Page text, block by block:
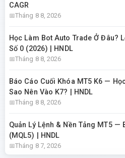
CAGR
Tháng 8 8, 2026
Học Làm Bot Auto Trade Ở Đâu?
Số 0 (2026) | HNDL
Tháng 8 8, 2026
Báo Cáo Cuối Khóa MT5 K6 —
Sao Nên Vào K7? | HNDL
Tháng 8 8, 2026
Quản Lý Lệnh & Nền Tảng MT5 —
(MQL5) | HNDL
Tháng 8 7, 2026